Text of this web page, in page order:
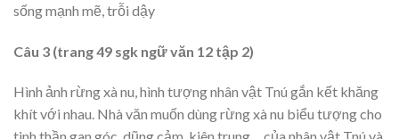
sống mạnh mẽ, trỗi dậy
Câu 3 (trang 49 sgk ngữ văn 12 tập 2)
Hình ảnh rừng xà nu, hình tượng nhân vật Tnú gắn kết khăng
khít với nhau. Nhà văn muốn dùng rừng xà nu biểu tượng cho